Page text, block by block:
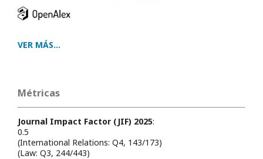
VER MÁS...
Métricas
Journal Impact Factor (JIF) 2025:
0.5
(International Relations: Q4, 143/173)
(Law: Q3, 244/443)